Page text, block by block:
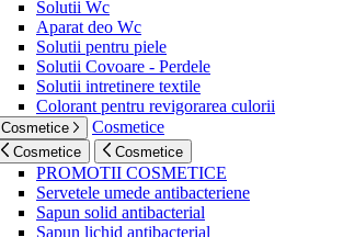
Solutii Wc
Aparat deo Wc
Solutii pentru piele
Solutii Covoare - Perdele
Solutii intretinere textile
Colorant pentru revigorarea culorii
Cosmetice Cosmetice
Cosmetice Cosmetice
PROMOTII COSMETICE
Servetele umede antibacteriene
Sapun solid antibacterial
Sapun lichid antibacterial